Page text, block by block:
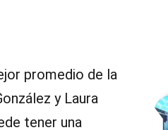
promedio de la
y Laura
tener una